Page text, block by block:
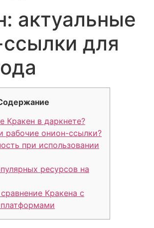
актуальные
для
Кракен в даркнете?
рабочие онион-ссылки?
при использовании
ресурсов на
Кракена с